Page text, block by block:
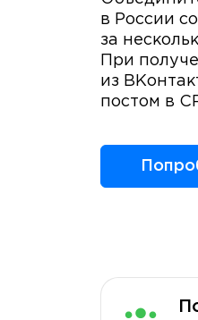
в России
за
При
из
постом в